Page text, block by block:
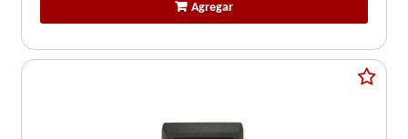
Agregar